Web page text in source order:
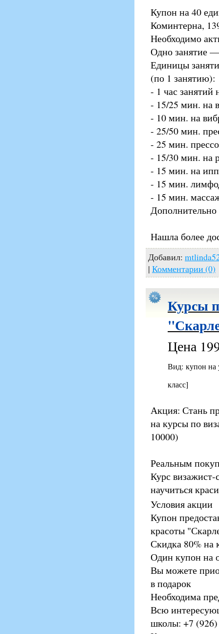
Купон на 40
Коминтерна,
Необходимо
Одно занятие
Единицы
(по 1 занятию):
- 1 час занятий
- 15/25 мин. на
- 10 мин. на
- 25/50 мин.
- 25 мин.
- 15/30 мин. на
- 15 мин. на
- 15 мин.
- 15 мин.
Дополнительно
Нашла более
Добавил:
| Комментарии (0)
Курсы
Цена
Вид: купон
класс]
Акция: Стань
на курсы по
10000)
Реальным
Курс
научиться
Условия акции
Купон
красоты
Скидка 80% на
Один купон на
Вы можете
в подарок
Необходима
Всю
школы: +7